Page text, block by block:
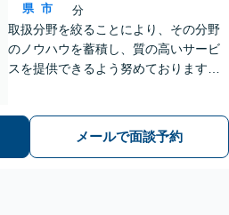
県 市
分
取扱分野を絞ることにより、その分野
のノウハウを蓄積し、質の高いサービ
スを提供できるよう努めております。
メールで面談予約